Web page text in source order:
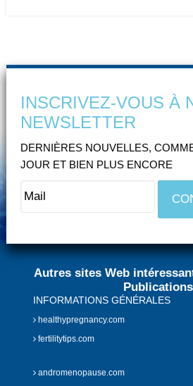
INSCRIVEZ-VOUS À
NEWSLETTER
DERNIÈRES NOUVELLES,
JOUR ET BIEN PLUS ENCORE
Autres sites Web
Publications
INFORMATIONS GÉNÉRALES
healthypregnancy.com
fertilitytips.com
andromenopause.com